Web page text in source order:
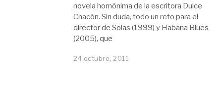
novela homónima de la escritora Dulce
Chacón. Sin duda, todo un reto para el
director de Solas (1999) y Habana Blues
(2005), que
24 octubre, 2011